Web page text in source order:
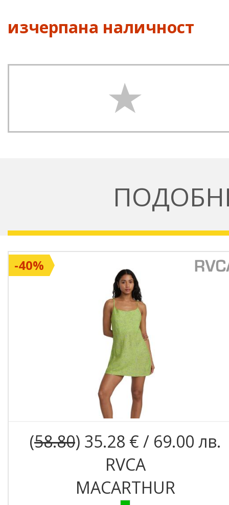
изчерпана наличност
(58.80) 35.28 € / 69.00 лв.
RVCA
MACARTHUR
-40%